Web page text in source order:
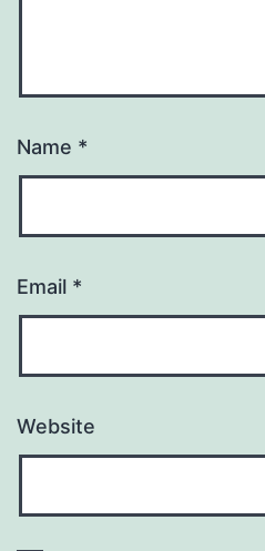
Name *
Email *
Website